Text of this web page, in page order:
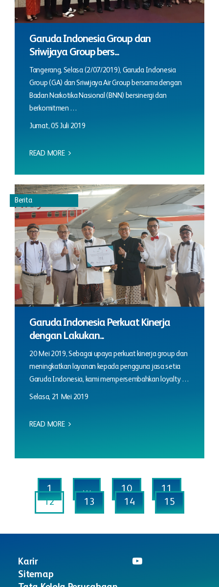
Garuda Indonesia Group dan
Sriwijaya Group bers...
Tangerang, Selasa (2/07/2019), Garuda Indonesia
Group (GA) dan Sriwijaya Air Group bersama dengan
Badan Narkotika Nasional (BNN) bersinergi dan
berkomitmen …
Jumat, 05 Juli 2019
READ MORE
Berita
Garuda Indonesia Perkuat Kinerja
dengan Lakukan...
20 Mei 2019, Sebagai upaya perkuat kinerja group dan
meningkatkan layanan kepada pengguna jasa setia
Garuda Indonesia, kami mempersembahkan loyalty …
Selasa, 21 Mei 2019
READ MORE
1 … 10
11
12
13 14 15
Karir
Sitemap